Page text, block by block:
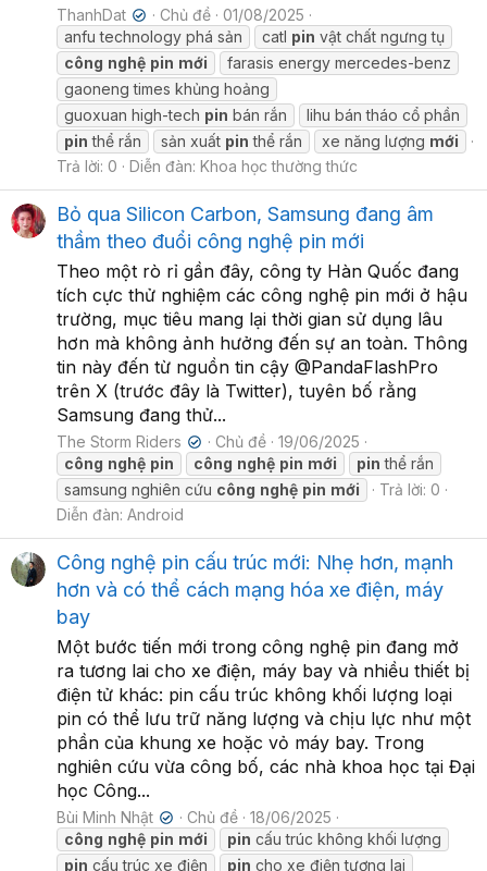
ThanhDat ✔ Chủ đề
01/08/2025
anfu technology phá sản
catl pin vật chất ngưng tụ
công nghệ pin mới
farasis energy mercedes-benz
gaoneng times khủng hoảng
guoxuan high-tech pin bán rắn
lihu bán tháo cổ phần
pin thể rắn sản xuất pin thể rắn xe năng lượng mới
Trả lời: 0
Diễn đàn: Khoa học thường thức
Bỏ qua Silicon Carbon, Samsung đang âm
thầm theo đuổi công nghệ pin mới
Theo một rò rỉ gần đây, công ty Hàn Quốc đang
tích cực thử nghiệm các công nghệ pin mới ở hậu
trường, mục tiêu mang lại thời gian sử dụng lâu
hơn mà không ảnh hưởng đến sự an toàn. Thông
tin này đến từ nguồn tin cậy @PandaFlashPro
trên X (trước đây là Twitter), tuyên bố rằng
Samsung đang thử...
The Storm Riders ✔ Chủ đề
19/06/2025
công nghệ pin công nghệ pin mới pin thể rắn
samsung nghiên cứu công nghệ pin mới
Trả lời: 0
Diễn đàn: Android
Công nghệ pin cấu trúc mới: Nhẹ hơn, mạnh
hơn và có thể cách mạng hóa xe điện, máy
bay
Một bước tiến mới trong công nghệ pin đang mở
ra tương lai cho xe điện, máy bay và nhiều thiết bị
điện tử khác: pin cấu trúc không khối lượng loại
pin có thể lưu trữ năng lượng và chịu lực như một
phần của khung xe hoặc vỏ máy bay. Trong
nghiên cứu vừa công bố, các nhà khoa học tại Đại
học Công...
Bùi Minh Nhật ✔ Chủ đề
18/06/2025
công nghệ pin mới pin cấu trúc không khối lượng
pin cấu trúc xe điện pin cho xe điện tương lai